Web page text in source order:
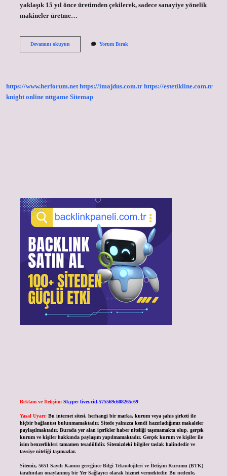
yaklaşık 15 yıl önce üretimden çekilerek, sadece sanayiye yönelik
makineler üretme…
Devamını okuyunAli
Yorum Bırak
https://www.herforum.net https://imajdus.com.tr https://estetikline.com.tr
knight online nttgame Sitemap
Reklam ve İletişim: Skype: live:.cid.575569c608265c69
Yasal Uyarı: Bu internet sitesi, herhangi bir marka, kurum veya şahıs şirketi ile
hiçbir bağlantısı bulunmamaktadır. Sitede yalnızca kendi hazırladığımız makaleler
paylaşılmaktadır. Burada yer alan içerikler haber niteliği taşımamakta olup, gerçek
kurum ve kişiler hakkında paylaşım yapılmamaktadır. Gerçek kurum ve kişiler ile
isim benzerlikleri tamamen tesadüfidir. Sitemizdeki bilgiler taslak halindedir ve
tavsiye niteliği taşımazlar.
Sitemiz, 5651 Sayılı Kanun gereğince Bilgi Teknolojileri ve İletişim Kurumu (BTK)
tarafından onaylanmış bir Yer Sağlayıcı olarak hizmet vermektedir. Bu nedenle,